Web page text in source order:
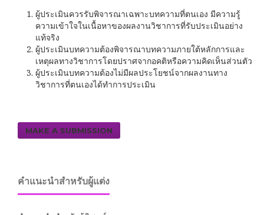
ผู้ประเมินควรรับพิจารณาเฉพาะบทความที่ตนเอง มีความรู้
ความเข้าใจในเนื้อหาของผลงานวิชาการที่รับประเมินอย่าง
แท้จริง
ผู้ประเมินบทความต้องพิจารณาบทความภายใต้หลักการและ
เหตุผลทางวิชาการโดยปราศจากอคติหรือความคิดเห็นส่วนตัว
ผู้ประเมินบทความต้องไม่มีผลประโยชน์จากผลงานทาง
วิชาการที่ตนเองได้ทำการประเมิน
MAKE A SUBMISSION
คำแนะนำสำหรับผู้แต่ง